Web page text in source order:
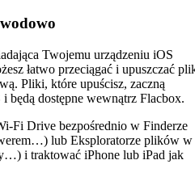
Twojemu urządzeniu iOS
łatwo przeciągać i upuszczać
Pliki, które upuścisz, zaczną
i będą dostępne wewnątrz Flacbox.
Fi Drive bezpośrednio w Finderze
lub Eksploratorze plików w
i traktować iPhone lub iPad jak